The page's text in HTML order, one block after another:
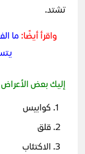
تشتد.
واقرأ أيضًا: ما
إليك بعض الأعراض
كوابيس
قلق
الاكتئاب